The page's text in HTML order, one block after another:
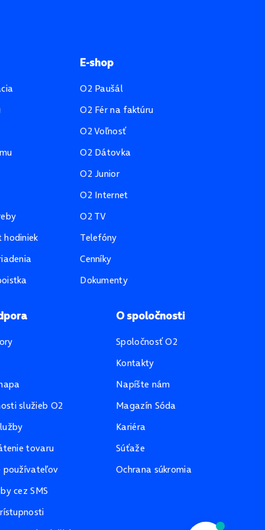
hodiniek
E-shop
O2 Paušál
O2 Fér na faktúru
O2 Voľnosť
O2 Dátovka
O2 Junior
O2 Internet
O2 TV
Telefóny
Cenníky
Dokumenty
služieb O2
tovaru
používateľov
cez SMS
O spoločnosti
Spoločnosť O2
Kontakty
Napíšte nám
Magazín Sóda
Kariéra
Súťaže
Ochrana súkromia